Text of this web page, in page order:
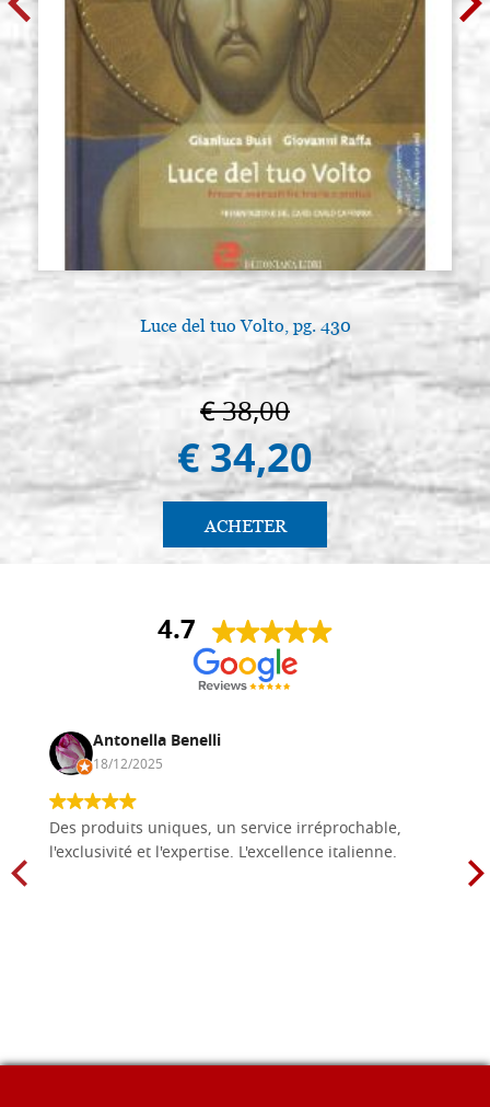
Luce del tuo Volto, pg. 430
€ 38,00
€ 34,20
ACHETER
4.7
Antonella Benelli
18/12/2025
Des produits uniques, un service irréprochable,
l'exclusivité et l'expertise. L'excellence italienne.